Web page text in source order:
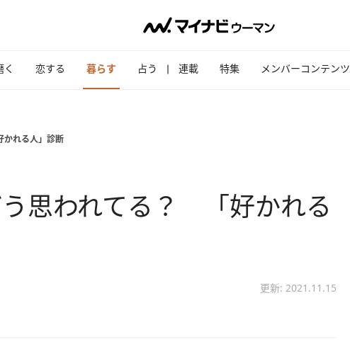
く 恋する 暮らす 占う 連載 特集 メンバーコンテンツ
れる人」診断
思われてる？ 「好かれる
更新: 2021.11.15